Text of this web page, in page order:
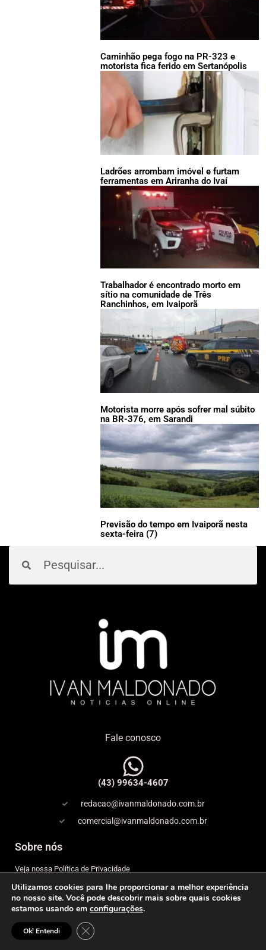
Caminhão pega fogo na PR-323 e
motorista fica ferido em Sertanópolis
Ladrões arrombam imóvel e furtam
ferramentas em Ariranha do Ivaí
Trabalhador é encontrado morto em
sítio na comunidade de Três
Ranchinhos, em Ivaiporã
Motorista morre após sofrer mal súbito
na BR-376, em Sarandi
Previsão do tempo em Ivaiporã nesta
sexta-feira (7)
Fale conosco
(43) 99634-4607
redacao@ivanmaldonado.com.br
comercial@ivanmaldonado.com.br
Sobre nós
Veja nossa Política de Privacidade
Copyright
Expediente
© 2026 IVAN MALDONADO – NOTÍCIAS ONLINE– Todos os
Utilizamos cookies para lhe proporcionar a melhor experiência
no nosso site. Você pode descobrir mais sobre quais cookies
estamos usando em configurações.
Ok! Entendi Close GDPR Cookie Banner